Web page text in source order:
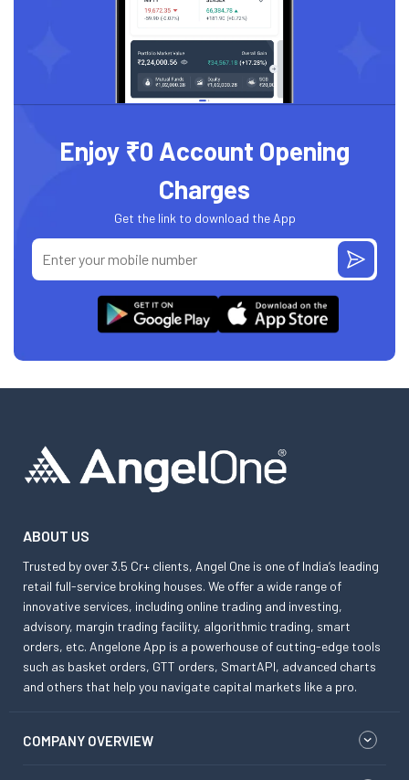
Enjoy ₹0 Account Opening
Charges
Get the link to download the App
ABOUT US
Trusted by over 3.5 Cr+ clients, Angel One is one of India’s leading
retail full-service broking houses. We offer a wide range of
innovative services, including online trading and investing,
advisory, margin trading facility, algorithmic trading, smart
orders, etc. Angelone App is a powerhouse of cutting-edge tools
such as basket orders, GTT orders, SmartAPI, advanced charts
and others that help you navigate capital markets like a pro.
COMPANY OVERVIEW